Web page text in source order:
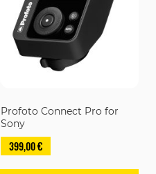
Profoto Connect Pro for
Sony
399,00 €